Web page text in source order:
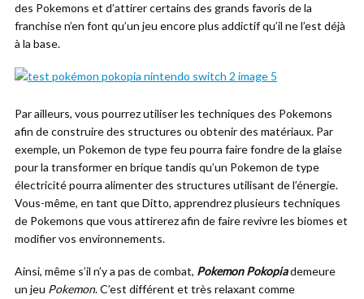
des Pokemons et d’attirer certains des grands favoris de la
franchise n’en font qu’un jeu encore plus addictif qu’il ne l’est déjà
à la base.
Par ailleurs, vous pourrez utiliser les techniques des Pokemons
afin de construire des structures ou obtenir des matériaux. Par
exemple, un Pokemon de type feu pourra faire fondre de la glaise
pour la transformer en brique tandis qu’un Pokemon de type
électricité pourra alimenter des structures utilisant de l’énergie.
Vous-même, en tant que Ditto, apprendrez plusieurs techniques
de Pokemons que vous attirerez afin de faire revivre les biomes et
modifier vos environnements.
Ainsi, même s’il n’y a pas de combat, Pokemon Pokopiademeure
un jeu Pokemon. C’est différent et très relaxant comme